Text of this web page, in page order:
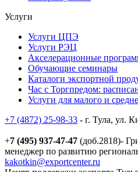
Услуги
Услуги ЦПЭ
Услуги РЭЦ
Акселерационные
Обучающие семинары
Каталоги экспортной
Час с Торгпредом:
Услуги для малого и
+7 (4872) 25-98-33 - г. Тула, ул.
+7 (495) 937-47-47 (доб.2818)-
менеджер по развитию
kakotkin@exportcenter.ru